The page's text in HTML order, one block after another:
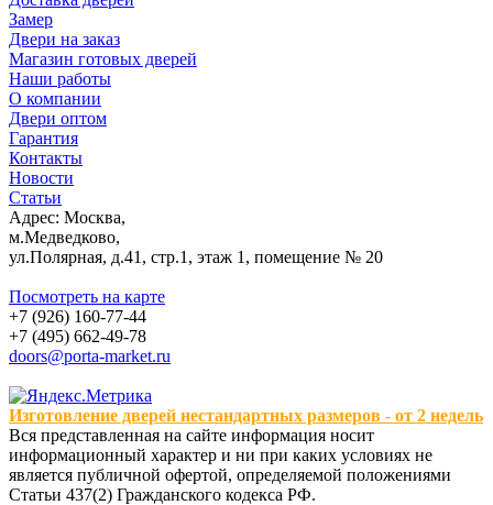
Замер
Двери на заказ
Магазин готовых дверей
Наши работы
О компании
Двери оптом
Гарантия
Контакты
Новости
Статьи
Адрес: Москва,
м.Медведково,
ул.Полярная, д.41, стр.1, этаж 1, помещение № 20
Посмотреть на карте
+7 (926) 160-77-44
+7 (495) 662-49-78
doors@porta-market.ru
Изготовление дверей нестандартных размеров - от 2 недель
Вся представленная на сайте информация носит
информационный характер и ни при каких условиях не
является публичной офертой, определяемой положениями
Статьи 437(2) Гражданского кодекса РФ.